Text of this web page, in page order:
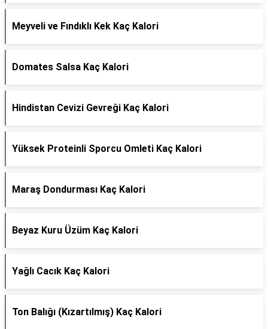
Meyveli ve Fındıklı Kek Kaç Kalori
Domates Salsa Kaç Kalori
Hindistan Cevizi Gevreği Kaç Kalori
Yüksek Proteinli Sporcu Omleti Kaç Kalori
Maraş Dondurması Kaç Kalori
Beyaz Kuru Üzüm Kaç Kalori
Yağlı Cacık Kaç Kalori
Ton Balığı (Kızartılmış) Kaç Kalori